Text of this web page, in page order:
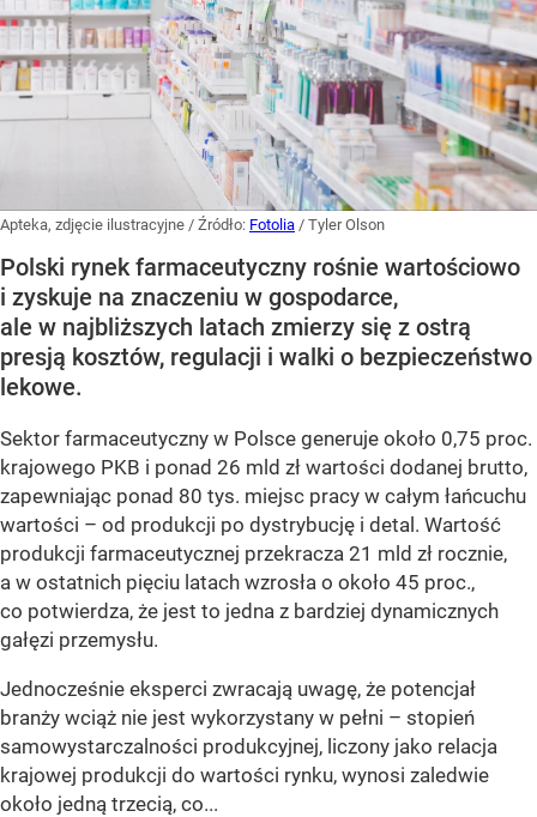
Apteka, zdjęcie ilustracyjne / Źródło: Fotolia / Tyler Olson
Polski rynek farmaceutyczny rośnie wartościowo
i zyskuje na znaczeniu w gospodarce,
ale w najbliższych latach zmierzy się z ostrą
presją kosztów, regulacji i walki o bezpieczeństwo
lekowe.
Sektor farmaceutyczny w Polsce generuje około 0,75 proc.
krajowego PKB i ponad 26 mld zł wartości dodanej brutto,
zapewniając ponad 80 tys. miejsc pracy w całym łańcuchu
wartości – od produkcji po dystrybucję i detal. Wartość
produkcji farmaceutycznej przekracza 21 mld zł rocznie,
a w ostatnich pięciu latach wzrosła o około 45 proc.,
co potwierdza, że jest to jedna z bardziej dynamicznych
gałęzi przemysłu.
Jednocześnie eksperci zwracają uwagę, że potencjał
branży wciąż nie jest wykorzystany w pełni – stopień
samowystarczalności produkcyjnej, liczony jako relacja
krajowej produkcji do wartości rynku, wynosi zaledwie
około jedną trzecią, co...